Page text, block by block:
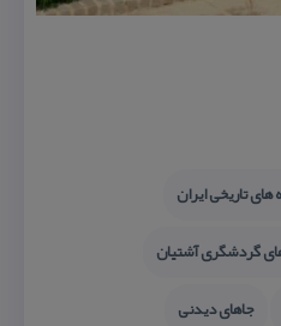
تاریخی ایران
گردشگری آشتیان
جاهای دیدنی